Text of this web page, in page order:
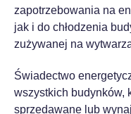
zapotrzebowania na
jak i do chłodzenia
zużywanej na
Świadectwo
wszystkich budynków,
sprzedawane lub